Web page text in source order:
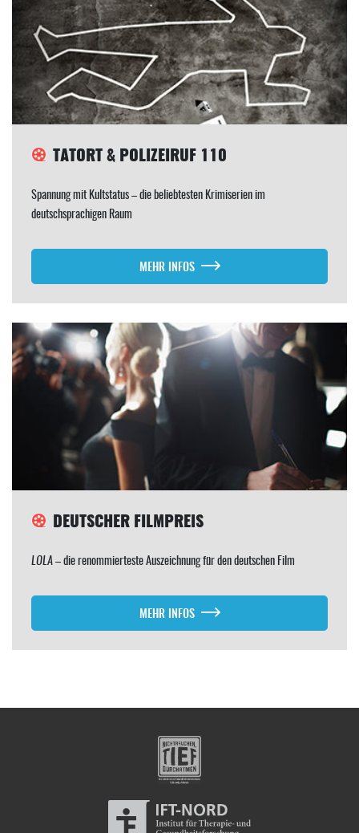
TATORT & POLIZEIRUF 110
Spannung mit Kultstatus – die beliebtesten Krimiserien im
deutschsprachigen Raum
MEHR INFOS
DEUTSCHER FILMPREIS
LOLA– die renommierteste Auszeichnung für den deutschen Film
MEHR INFOS